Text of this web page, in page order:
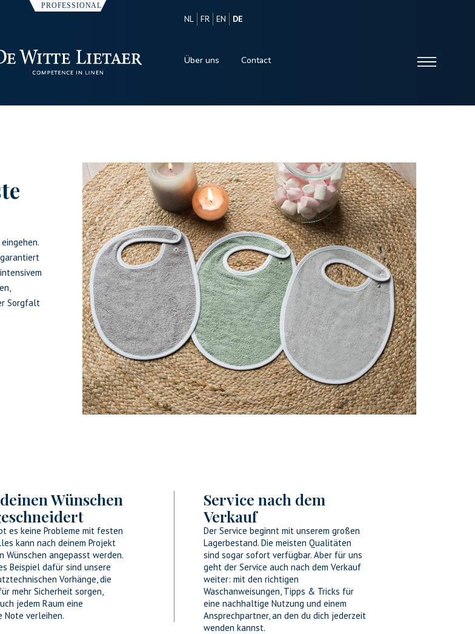
NL FR EN DE
Über uns Contact
Sorgfalt
Wünschen
es keine Probleme mit festen
kann nach deinem Projekt
Wünschen angepasst werden.
Beispiel dafür sind unsere
Vorhänge, die
mehr Sicherheit sorgen,
jedem Raum eine
Note verleihen.
Service nach dem
Verkauf
Der Service beginnt mit unserem großen
Lagerbestand. Die meisten Qualitäten
sind sogar sofort verfügbar. Aber für uns
geht der Service auch nach dem Verkauf
weiter: mit den richtigen
Waschanweisungen, Tipps & Tricks für
eine nachhaltige Nutzung und einem
Ansprechpartner, an den du dich jederzeit
wenden kannst.